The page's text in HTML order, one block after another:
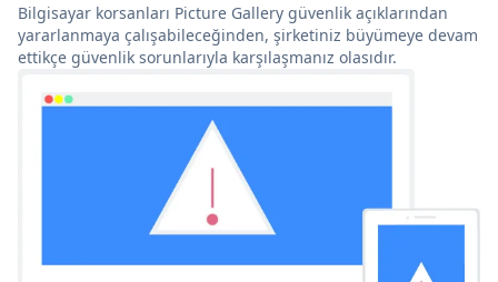
Bilgisayar korsanları Picture Gallery güvenlik açıklarından
yararlanmaya çalışabileceğinden, şirketiniz büyümeye devam
ettikçe güvenlik sorunlarıyla karşılaşmanız olasıdır.